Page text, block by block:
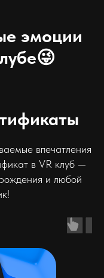
эмоции
впечатления
в VR клуб —
и любой